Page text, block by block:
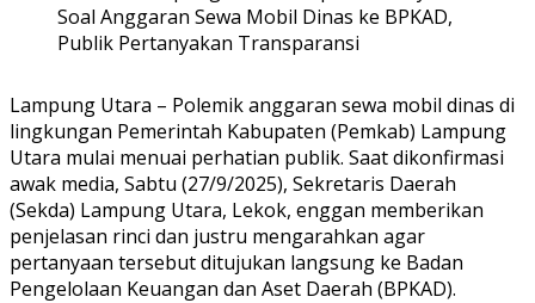
Lampung Utara – Polemik anggaran sewa mobil dinas di
lingkungan Pemerintah Kabupaten (Pemkab) Lampung
Utara mulai menuai perhatian publik. Saat dikonfirmasi
awak media, Sabtu (27/9/2025), Sekretaris Daerah
(Sekda) Lampung Utara, Lekok, enggan memberikan
penjelasan rinci dan justru mengarahkan agar
pertanyaan tersebut ditujukan langsung ke Badan
Pengelolaan Keuangan dan Aset Daerah (BPKAD).